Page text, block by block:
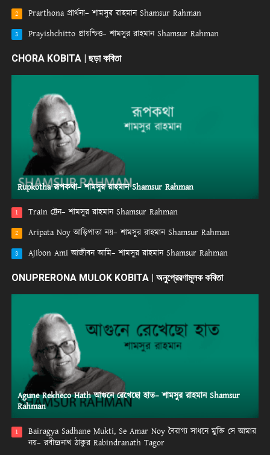
2 Prarthona প্রার্থনা– শামসুর রাহমান Shamsur Rahman
3 Prayishchitto প্রায়শ্চিত্ত– শামসুর রাহমান Shamsur Rahman
CHORA KOBITA | ছড়া কবিতা
Rupkotha রূপকথা– শামসুর রাহমান Shamsur Rahman
1 Train ট্রেন– শামসুর রাহমান Shamsur Rahman
2 Aripata Noy আড়িপাতা নয়– শামসুর রাহমান Shamsur Rahman
3 Ajibon Ami আজীবন আমি– শামসুর রাহমান Shamsur Rahman
ONUPRERONA MULOK KOBITA | অনুপ্রেরণামূলক কবিতা
Agune Rekheco Hath আগুনে রেখেছো হাত– শামসুর রাহমান Shamsur
Rahman
1
Bairagya Sadhane Mukti, Se Amar Noy বৈরাগ্য সাধনে মুক্তি সে আমার
নয়– রবীন্দ্রনাথ ঠাকুর Rabindranath Tagor